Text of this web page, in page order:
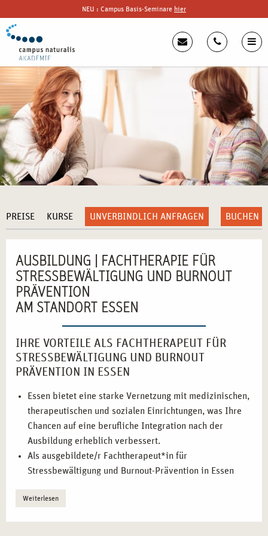
NEU : Campus Basis-Seminare hier
PREISE KURSE UNVERBINDLICH ANFRAGEN BUCHEN
AUSBILDUNG | FACHTHERAPIE FÜR
STRESSBEWÄLTIGUNG UND BURNOUT
PRÄVENTION
AM STANDORT ESSEN
IHRE VORTEILE ALS FACHTHERAPEUT FÜR
STRESSBEWÄLTIGUNG UND BURNOUT
PRÄVENTION IN ESSEN
Essen bietet eine starke Vernetzung mit medizinischen,
therapeutischen und sozialen Einrichtungen, was Ihre
Chancen auf eine berufliche Integration nach der
Ausbildung erheblich verbessert.
Als ausgebildete/r Fachtherapeut*in für
Stressbewältigung und Burnout-Prävention in Essen
Stadtentwicklung, die stark auf Gesundheit und
Weiterlesen